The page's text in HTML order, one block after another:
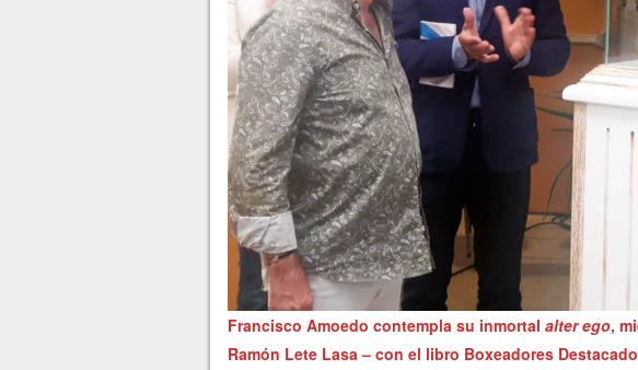
Francisco Amoedo contempla su inmortal alter ego,
Ramón Lete Lasa – con el libro Boxeadores